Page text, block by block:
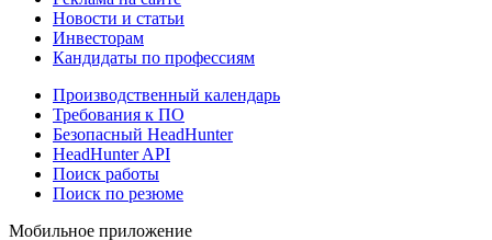
Новости и статьи
Инвесторам
Кандидаты по профессиям
Производственный календарь
Требования к ПО
Безопасный HeadHunter
HeadHunter API
Поиск работы
Поиск по резюме
Мобильное приложение